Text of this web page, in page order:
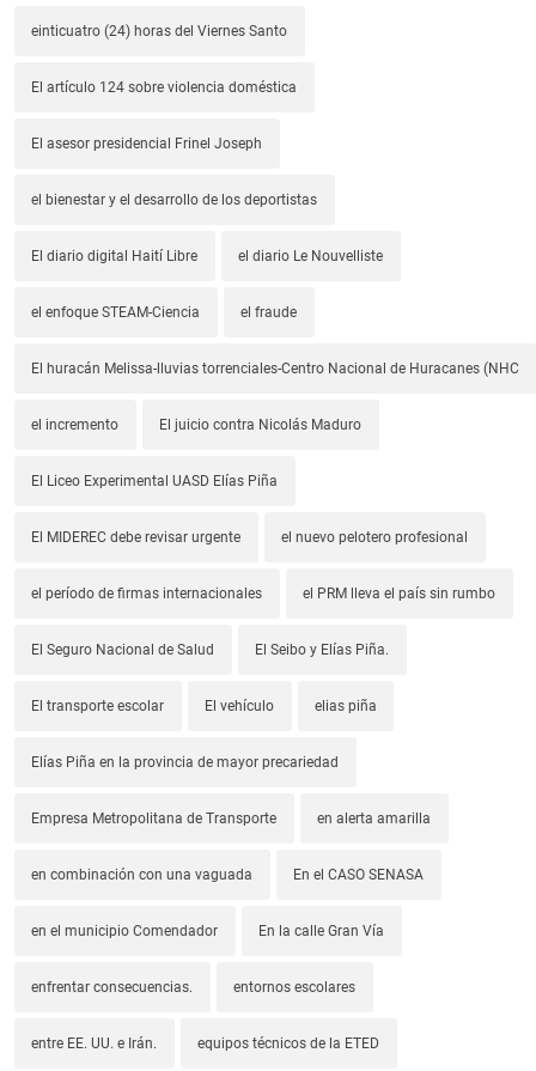
einticuatro (24) horas del Viernes Santo
El artículo 124 sobre violencia doméstica
El asesor presidencial Frinel Joseph
el bienestar y el desarrollo de los deportistas
El diario digital Haití Libre el diario Le Nouvelliste
el enfoque STEAM-Ciencia el fraude
El huracán Melissa-lluvias torrenciales-Centro Nacional de Huracanes (NHC
el incremento El juicio contra Nicolás Maduro
El Liceo Experimental UASD Elías Piña
El MIDEREC debe revisar urgente el nuevo pelotero profesional
el período de firmas internacionales el PRM lleva el país sin rumbo
El Seguro Nacional de Salud El Seibo y Elías Piña.
El transporte escolar El vehículo elias piña
Elías Piña en la provincia de mayor precariedad
Empresa Metropolitana de Transporte en alerta amarilla
en combinación con una vaguada En el CASO SENASA
en el municipio Comendador En la calle Gran Vía
enfrentar consecuencias. entornos escolares
entre EE. UU. e Irán. equipos técnicos de la ETED